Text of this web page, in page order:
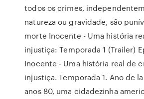
todos os crimes,
natureza ou gravidade, são
morte Inocente - Uma história
injustiça: Temporada 1 (Trailer)
Inocente - Uma história real de
injustiça. Temporada 1. Ano de
anos 80, uma cidadezinha